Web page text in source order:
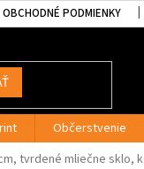
OBCHODNÉ PODMIENKY
Občerstvenie
tvrdené mliečne sklo,